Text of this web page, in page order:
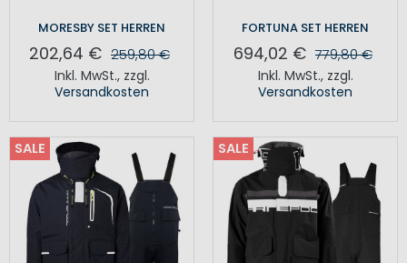
MORESBY SET HERREN
202,64 € 259,80 €
Inkl. MwSt., zzgl.
Versandkosten
FORTUNA SET HERREN
694,02 € 779,80 €
Inkl. MwSt., zzgl.
Versandkosten
SALE SALE